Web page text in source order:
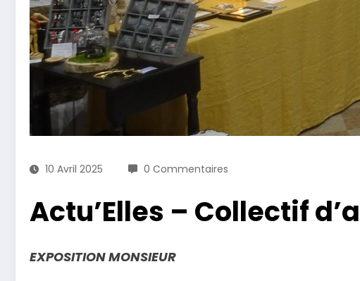
10 Avril 2025 0 Commentaires
Actu’Elles – Collectif
EXPOSITION MONSIEUR